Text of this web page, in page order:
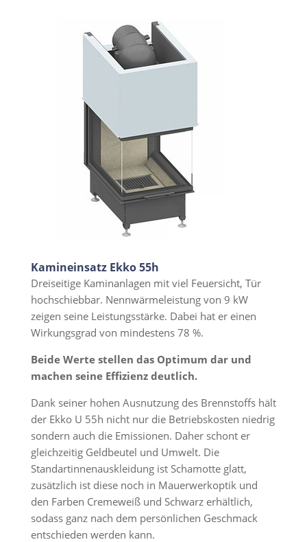
Kamineinsatz Ekko 55h
Dreiseitige Kaminanlagen mit viel Feuersicht, Tür
hochschiebbar. Nennwärmeleistung von 9 kW
zeigen seine Leistungsstärke. Dabei hat er einen
Wirkungsgrad von mindestens 78 %.
Beide Werte stellen das Optimum dar und
machen seine Effizienz deutlich.
Dank seiner hohen Ausnutzung des Brennstoffs hält
der Ekko U 55h nicht nur die Betriebskosten niedrig
sondern auch die Emissionen. Daher schont er
gleichzeitig Geldbeutel und Umwelt. Die
Standartinnenauskleidung ist Schamotte glatt,
zusätzlich ist diese noch in Mauerwerkoptik und
den Farben Cremeweiß und Schwarz erhältlich,
sodass ganz nach dem persönlichen Geschmack
entschieden werden kann.